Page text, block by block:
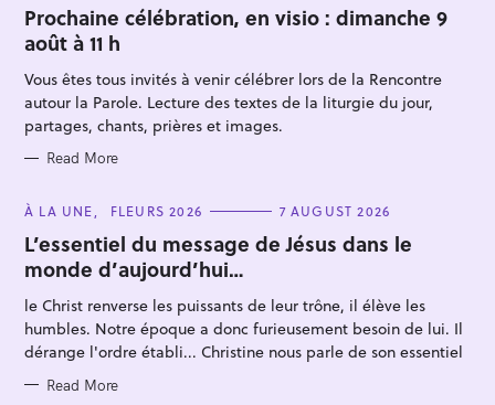
T
E
G
O
R
I
E
S
Prochaine célébration, en visio : dimanche 9
août à 11 h
Vous êtes tous invités à venir célébrer lors de la Rencontre
autour la Parole. Lecture des textes de la liturgie du jour,
partages, chants, prières et images.
Read More
C
T
E
G
O
R
I
E
S
À LA UNE FLEURS 2026 7 AUGUST 2026
L’essentiel du message de Jésus dans le
monde d’aujourd’hui…
le Christ renverse les puissants de leur trône, il élève les
humbles. Notre époque a donc furieusement besoin de lui. Il
dérange l'ordre établi... Christine nous parle de son essentiel
Read More
S
e
a
r
c